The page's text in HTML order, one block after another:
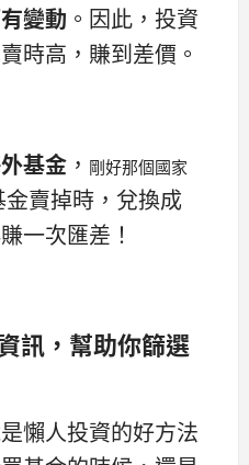
變動 。因此，投資
時高，賺到差價。
基金 ， 剛好那個國家
賣掉時，兌換成
一次匯差！
訊，幫助你篩選
懶人投資的好方法